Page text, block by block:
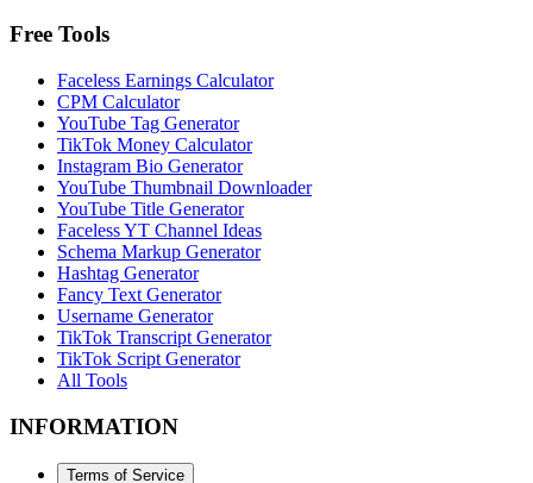
Free Tools
Faceless Earnings Calculator
CPM Calculator
YouTube Tag Generator
TikTok Money Calculator
Instagram Bio Generator
YouTube Thumbnail Downloader
YouTube Title Generator
Faceless YT Channel Ideas
Schema Markup Generator
Hashtag Generator
Fancy Text Generator
Username Generator
TikTok Transcript Generator
TikTok Script Generator
All Tools
INFORMATION
Terms of Service